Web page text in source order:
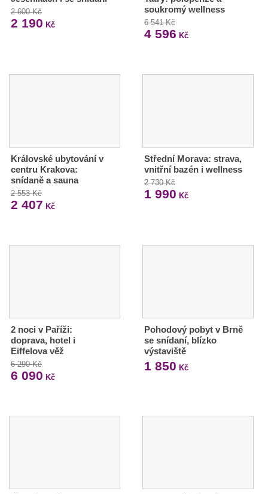
2 600 Kč
2 190 Kč
soukromý wellness
6 541 Kč
4 596 Kč
Královské ubytování v
centru Krakova:
snídaně a sauna
2 553 Kč
2 407 Kč
Střední Morava: strava,
vnitřní bazén i wellness
2 730 Kč
1 990 Kč
2 noci v Paříži:
doprava, hotel i
Eiffelova věž
6 290 Kč
6 090 Kč
Pohodový pobyt v Brně
se snídaní, blízko
výstaviště
1 850 Kč